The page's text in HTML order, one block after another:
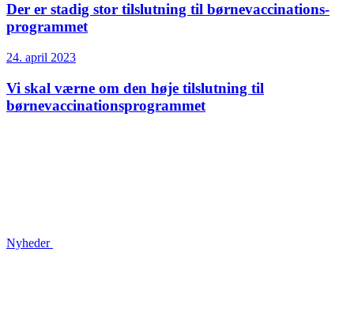
Der er stadig stor tilslutning til børne­vaccinations­
programmet
24. april 2023
Vi skal værne om den høje tilslutning til
børnevaccinations­programmet
Nyheder